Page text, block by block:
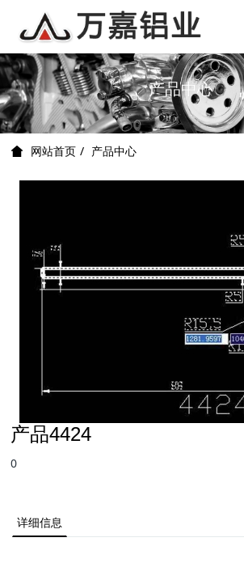
产品中心
网站首页 产品中心
产品4424
0
详细信息